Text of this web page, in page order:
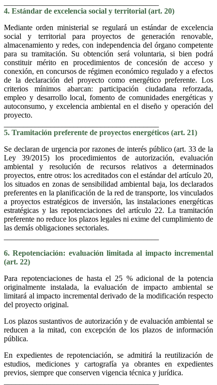
4. Estándar de excelencia social y territorial (art. 20)
Mediante orden ministerial se regulará un estándar de excelencia
social y territorial para proyectos de generación renovable,
almacenamiento y redes, con independencia del órgano competente
para su tramitación. Su obtención será voluntaria, si bien podrá
constituir mérito en procedimientos de concesión de acceso y
conexión, en concursos de régimen económico regulado y a efectos
de la declaración del proyecto como energético preferente. Los
criterios mínimos abarcan: participación ciudadana reforzada,
empleo y desarrollo local, fomento de comunidades energéticas y
autoconsumo, y excelencia ambiental en el diseño y operación del
proyecto.
5. Tramitación preferente de proyectos energéticos (art. 21)
Se declaran de urgencia por razones de interés público (art. 33 de la
Ley 39/2015) los procedimientos de autorización, evaluación
ambiental y resolución de recursos relativos a determinados
proyectos, entre otros: los acreditados con el estándar del artículo 20,
los situados en zonas de sensibilidad ambiental baja, los declarados
preferentes en la planificación de la red de transporte, los vinculados
a proyectos estratégicos de inversión, las instalaciones energéticas
estratégicas y las repotenciaciones del artículo 22. La tramitación
preferente no reduce los plazos legales ni exime del cumplimiento de
las demás obligaciones sectoriales.
6. Repotenciación: evaluación limitada al impacto incremental
(art. 22)
Para repotenciaciones de hasta el 25 % adicional de la potencia
originalmente instalada, la evaluación de impacto ambiental se
limitará al impacto incremental derivado de la modificación respecto
del proyecto original.
Los plazos sustantivos de autorización y de evaluación ambiental se
reducen a la mitad, con excepción de los plazos de información
pública.
En expedientes de repotenciación, se admitirá la reutilización de
estudios, mediciones y cartografía ya obrantes en expedientes
previos, siempre que conserven vigencia técnica y jurídica.